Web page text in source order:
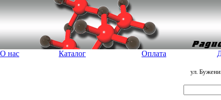
О нас Каталог Оплата
ул.